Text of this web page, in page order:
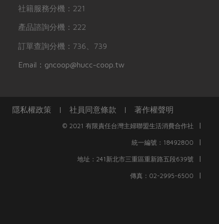
社籍服務分機：221
產品諮詢分機：222
訂單查詢分機：736、739
Email：gncoop@hucc-coop.tw
隱私權政策 | 社員同意條款 | 著作權聲明
© 2021 有限責任台灣主婦聯盟生活消費合作社 |
統一編號：18492800 |
地址：241新北市三重區重新路五段639號 |
傳真：02-2995-6500 |